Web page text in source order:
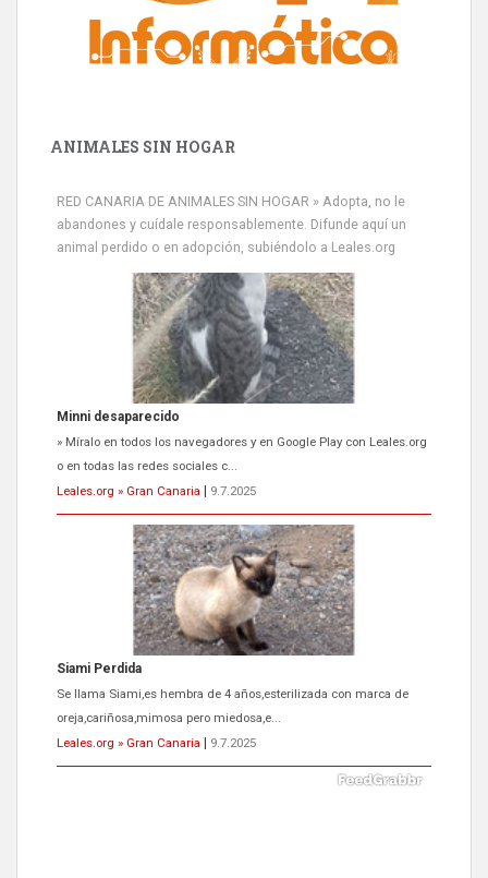
ANIMALES SIN HOGAR
RED CANARIA DE ANIMALES SIN HOGAR » Adopta, no le
abandones y cuídale responsablemente. Difunde aquí un
animal perdido o en adopción, subiéndolo a Leales.org
Minni desaparecido
» Míralo en todos los navegadores y en Google Play con Leales.org
o en todas las redes sociales c...
Leales.org » Gran Canaria
9.7.2025
Siami Perdida
Se llama Siami,es hembra de 4 años,esterilizada con marca de
oreja,cariñosa,mimosa pero miedosa,e...
Leales.org » Gran Canaria
9.7.2025